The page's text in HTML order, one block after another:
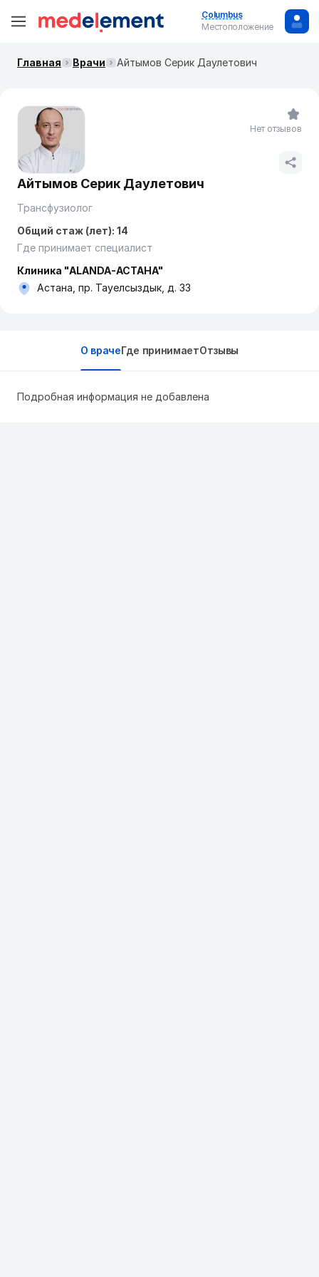
Columbus
Местоположение
Главная Врачи Айтымов Серик Даулетович
Айтымов Серик Даулетович
Трансфузиолог
Общий стаж (лет): 14
Где принимает специалист
Клиника "ALANDA-АСТАНА"
Астана, пр. Тауелсыздык, д. 33
Нет отзывов
О врачеГде принимаетОтзывы
Подробная информация не добавлена